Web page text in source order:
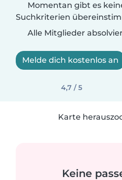
Momentan gibt es
Suchkriterien
Alle Mitglieder
Melde dich kostenlos an
4,7 / 5
Karte
Keine